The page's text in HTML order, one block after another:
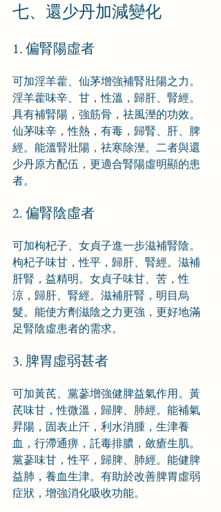
七、還少丹加減變化
1. 偏腎陽虛者
可加淫羊藿、仙茅增強補腎壯陽之力。
淫羊藿味辛、甘，性溫，歸肝、腎經。
具有補腎陽，強筋骨，祛風溼的功效。
仙茅味辛，性熱，有毒，歸腎、肝、脾
經。能溫腎壯陽，祛寒除溼。二者與還
少丹原方配伍，更適合腎陽虛明顯的患
者。
2. 偏腎陰虛者
可加枸杞子、女貞子進一步滋補腎陰。
枸杞子味甘，性平，歸肝、腎經。滋補
肝腎，益精明。女貞子味甘、苦，性
涼，歸肝、腎經。滋補肝腎，明目烏
髮。能使方劑滋陰之力更強，更好地滿
足腎陰虛患者的需求。
3. 脾胃虛弱甚者
可加黃芪、黨蔘增強健脾益氣作用。黃
芪味甘，性微溫，歸脾、肺經。能補氣
昇陽，固表止汗，利水消腫，生津養
血，行滯通痹，託毒排膿，斂瘡生肌。
黨蔘味甘，性平，歸脾、肺經。能健脾
益肺，養血生津。有助於改善脾胃虛弱
症狀，增強消化吸收功能。